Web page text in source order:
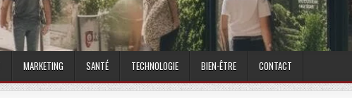
MARKETING SANTÉ TECHNOLOGIE BIEN-ÊTRE CONTACT